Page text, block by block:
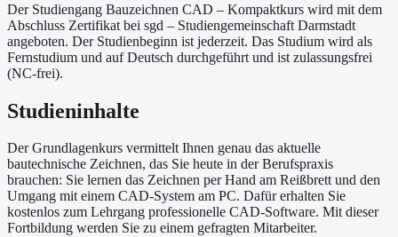
Der Studiengang Bauzeichnen CAD – Kompaktkurs wird mit dem
Abschluss Zertifikat bei sgd – Studiengemeinschaft Darmstadt
angeboten. Der Studienbeginn ist jederzeit. Das Studium wird als
Fernstudium und auf Deutsch durchgeführt und ist zulassungsfrei
(NC-frei).
Studieninhalte
Der Grundlagenkurs vermittelt Ihnen genau das aktuelle
bautechnische Zeichnen, das Sie heute in der Berufspraxis
brauchen: Sie lernen das Zeichnen per Hand am Reißbrett und den
Umgang mit einem CAD-System am PC. Dafür erhalten Sie
kostenlos zum Lehrgang professionelle CAD-Software. Mit dieser
Fortbildung werden Sie zu einem gefragten Mitarbeiter.